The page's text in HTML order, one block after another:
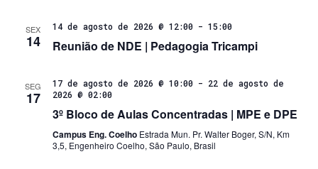
SEX
14
14 de agosto de 2026 @ 12:00- 15:00
Reunião de NDE | Pedagogia Tricampi
SEG
17
17 de agosto de 2026 @ 10:00- 22 de agosto de
2026 @ 02:00
3º Bloco de Aulas Concentradas | MPE e DPE
Campus Eng. Coelho Estrada Mun. Pr. Walter Boger, S/N, Km
3,5, Engenheiro Coelho, São Paulo, Brasil